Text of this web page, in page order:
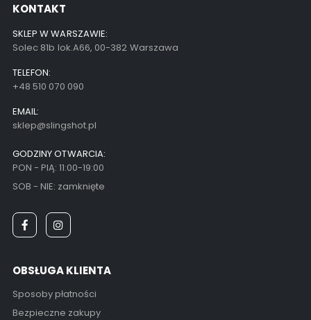
KONTAKT
SKLEP W WARSZAWIE:
Solec 81b lok.A66, 00-382 Warszawa
TELEFON:
+48 510 070 090
EMAIL:
sklep@slingshot.pl
GODZINY OTWARCIA:
PON - PIĄ: 11:00-19:00
SOB - NIE: zamknięte
OBSŁUGA KLIENTA
Sposoby płatności
Bezpieczne zakupy